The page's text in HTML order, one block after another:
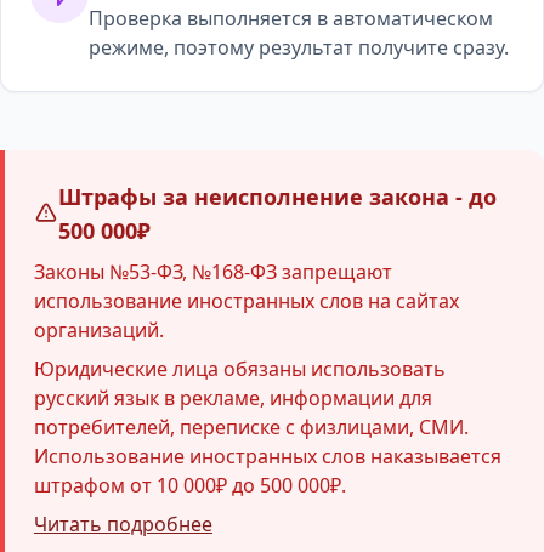
Проверка выполняется в автоматическом
режиме, поэтому результат получите сразу.
Штрафы за неисполнение закона - до
500 000₽
Законы №53-ФЗ, №168-ФЗ запрещают
использование иностранных слов на сайтах
организаций.
Юридические лица обязаны использовать
русский язык в рекламе, информации для
потребителей, переписке с физлицами, СМИ.
Использование иностранных слов наказывается
штрафом от 10 000₽ до 500 000₽.
Читать подробнее